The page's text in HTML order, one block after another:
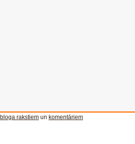
bloga rakstiem un komentāriem